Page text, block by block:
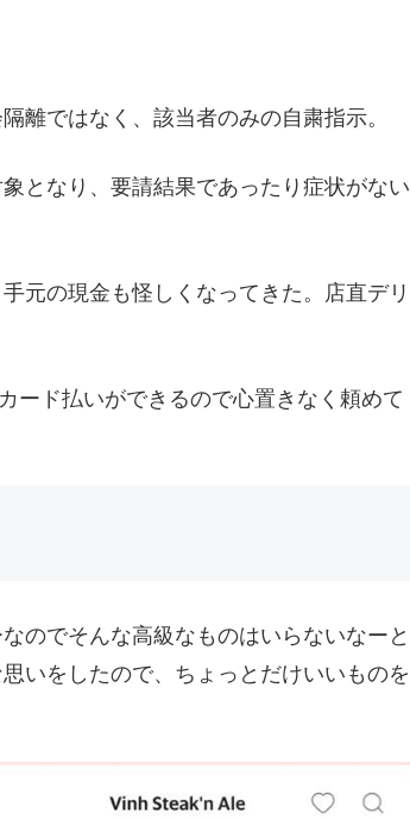
離ではなく、該当者のみの自粛指示。
となり、要請結果であったり症状がない
元の現金も怪しくなってきた。店直デリ
ード払いができるので心置きなく頼めて
のでそんな高級なものはいらないなーと
いをしたので、ちょっとだけいいものを